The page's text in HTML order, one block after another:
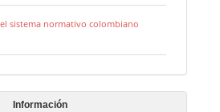
sistema normativo colombiano
Información